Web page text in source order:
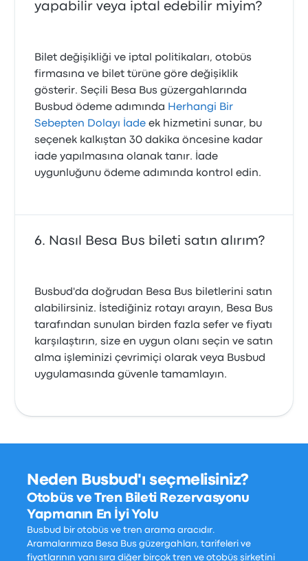
yapabilir veya iptal edebilir miyim?
Bilet değişikliği ve iptal politikaları, otobüs
firmasına ve bilet türüne göre değişiklik
gösterir. Seçili Besa Bus güzergahlarında
Busbud ödeme adımında Herhangi Bir
Sebepten Dolayı İade ek hizmetini sunar, bu
seçenek kalkıştan 30 dakika öncesine kadar
iade yapılmasına olanak tanır. İade
uygunluğunu ödeme adımında kontrol edin.
Nasıl Besa Bus bileti satın alırım?
Busbud'da doğrudan Besa Bus biletlerini satın
alabilirsiniz. İstediğiniz rotayı arayın, Besa Bus
tarafından sunulan birden fazla sefer ve fiyatı
karşılaştırın, size en uygun olanı seçin ve satın
alma işleminizi çevrimiçi olarak veya Busbud
uygulamasında güvenle tamamlayın.
Neden Busbud'ı seçmelisiniz?
Otobüs ve Tren Bileti Rezervasyonu
Yapmanın En İyi Yolu
Busbud bir otobüs ve tren arama aracıdır.
Aramalarımıza Besa Bus güzergahları, tarifeleri ve
fiyatlarının yanı sıra diğer birçok tren ve otobüs şirketini